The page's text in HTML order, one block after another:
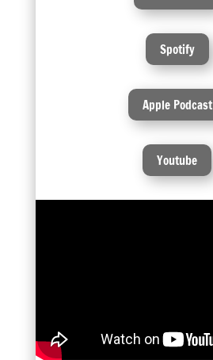
Spotify
Apple Podcast
Youtube